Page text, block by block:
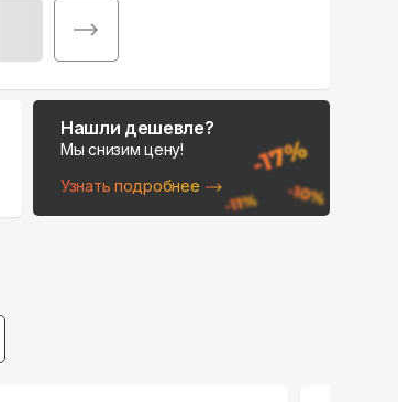
Нашли дешевле?
Мы снизим цену!
Узнать подробнее